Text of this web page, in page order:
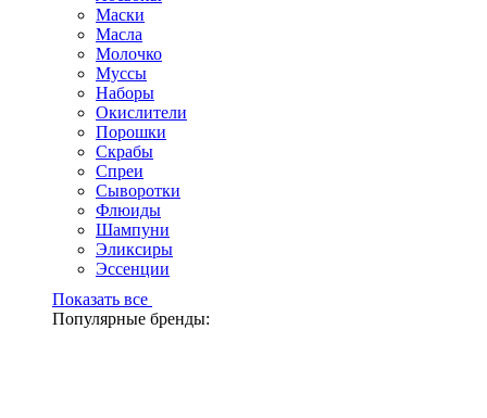
Маски
Масла
Молочко
Муссы
Наборы
Окислители
Порошки
Скрабы
Спреи
Сыворотки
Флюиды
Шампуни
Эликсиры
Эссенции
Показать все
Популярные бренды: